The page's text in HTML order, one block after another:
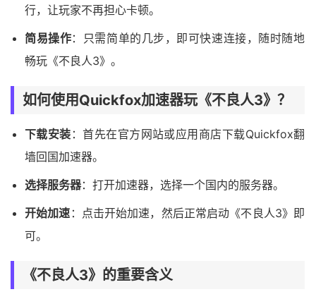
行，让玩家不再担心卡顿。
简易操作：只需简单的几步，即可快速连接，随时随地
畅玩《不良人3》。
如何使用Quickfox加速器玩《不良人3》？
下载安装 ：首先在官方网站或应用商店下载Quickfox翻
墙回国加速器。
选择服务器：打开加速器，选择一个国内的服务器。
开始加速 ：点击开始加速，然后正常启动《不良人3》即
可。
《不良人3》的重要含义